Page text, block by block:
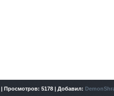
| Просмотров: 5178 | Добавил: